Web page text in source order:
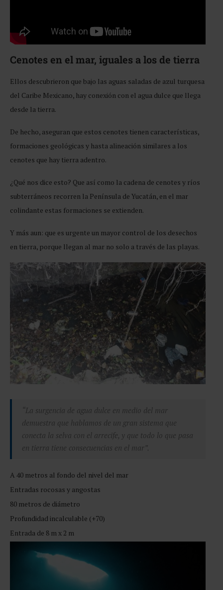
Cenotes en el mar, iguales a los de tierra
Ellos descubrieron que bajo las aguas saladas de azul turquesa
del Caribe Mexicano, hay conexión con el agua dulce que llega
desde la tierra.
De hecho, aseguran que estos cenotes tienen características,
formaciones geológicas y hasta alineación similares a los
cenotes que hay tierra adentro.
¿Qué nos dice esto? Que así como la cadena de cenotes y ríos
subterráneos recorren la Península de Yucatán, en el mar
colindante estas formaciones se extienden.
Y más aun: que es urgente un mayor control de los desechos
en tierra, porque llegan al mar no solo a través de las playas.
“La surgencia de agua dulce en medio del mar
demuestra que hablamos de un gran sistema que
conecta la selva con el arrecife, y que todo lo que pasa
en tierra tiene consecuencias en el mar”.
A 40 metros al fondo del nivel del mar
Entradas rocosas y angostas
80 metros de diámetro
Profundidad incalculable (+70)
Entrada de 8 m x 2 m